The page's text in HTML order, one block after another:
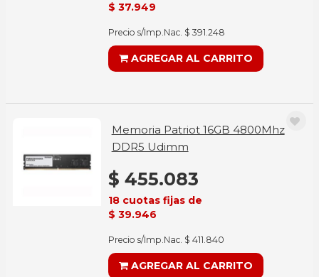
$ 37.949
Precio s/Imp.Nac. $ 391.248
AGREGAR AL CARRITO
Memoria Patriot 16GB 4800Mhz
DDR5 Udimm
$ 455.083
18 cuotas fijas de
$ 39.946
Precio s/Imp.Nac. $ 411.840
AGREGAR AL CARRITO